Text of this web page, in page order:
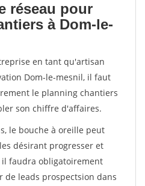
réseau pour
à Dom-le-
en tant qu'artisan
Dom-le-mesnil, il faut
le planning chantiers
son chiffre d'affaires.
le bouche à oreille peut
désirant progresser et
faudra obligatoirement
de leads prospectsion dans